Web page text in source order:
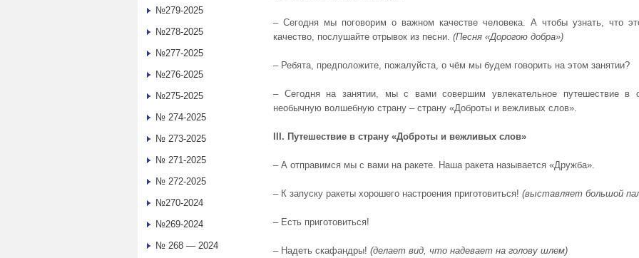
‒ Сегодня мы поговорим о важном качестве человека. А чтобы узнать, что
качество, послушайте отрывок из песни. (Песня «Дорогою добра»)
‒ Ребята, предположите, пожалуйста, о чём мы будем говорить на этом занятии?
‒ Сегодня на занятии, мы с вами совершим увлекательное путешествие в
необычную волшебную страну – страну «Доброты и вежливых слов».
. Путешествие в страну «Доброты и вежливых слов»
‒ А отправимся мы с вами на ракете. Наша ракета называется «Дружба».
‒ К запуску ракеты хорошего настроения приготовиться! (выставляет большой
‒ Есть приготовиться!
‒ Надеть скафандры! (делает вид, что надевает на голову шлем)
№279-2025
№278-2025
№277-2025
№276-2025
№275-2025
№ 274-2025
№ 273-2025
№ 271-2025
№ 272-2025
№270-2024
№269-2024
№ 268 — 2024